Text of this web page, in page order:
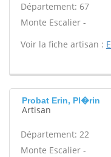
Département: 67
Monte Escalier -
Voir la fiche artisan :
Probat Erin, Pl�rin
Artisan
Département: 22
Monte Escalier -